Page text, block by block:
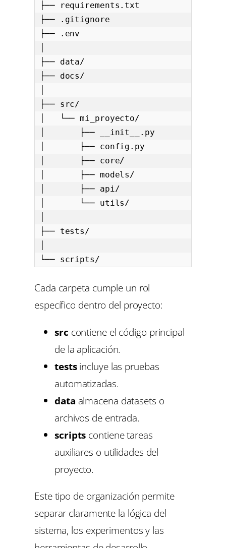
├── requirements.txt
├── .gitignore
├── .env
├── data/
├── docs/
├── src/
│   └── mi_proyecto/
│       ├── __init__.py
│       ├── config.py
│       ├── core/
│       ├── models/
│       ├── api/
│       └── utils/
├── tests/
Cada carpeta cumple un rol
específico dentro del proyecto:
src contiene el código principal
de la aplicación.
testsincluye las pruebas
automatizadas.
data almacena datasets o
archivos de entrada.
scripts contiene tareas
auxiliares o utilidades del
proyecto.
Este tipo de organización permite
separar claramente la lógica del
sistema, los experimentos y las